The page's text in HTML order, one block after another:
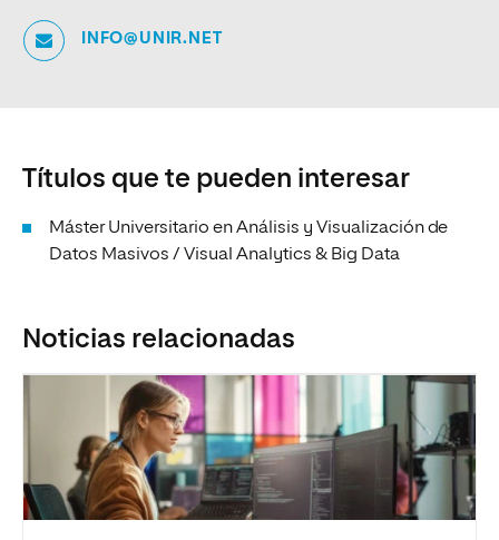
INFO@UNIR.NET
Títulos que te pueden interesar
Máster Universitario en Análisis y Visualización de
Datos Masivos / Visual Analytics & Big Data
Noticias relacionadas